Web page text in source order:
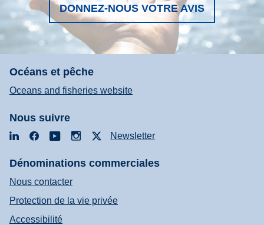
DONNEZ-NOUS VOTRE AVIS
Océans et pêche
Oceans and fisheries website
Nous suivre
LinkedInFacebookYouTubeInstagramNewsletter
Dénominations commerciales
Nous contacter
Protection de la vie privée
Accessibilité